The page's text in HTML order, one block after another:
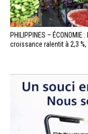
PHILIPPINES – ÉCONOMIE :
croissance ralentit à 2,3 %,